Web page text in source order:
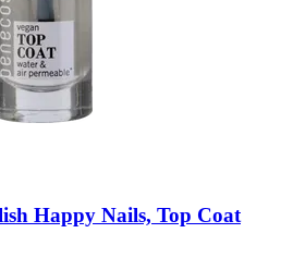
Happy Nails, Top Coat